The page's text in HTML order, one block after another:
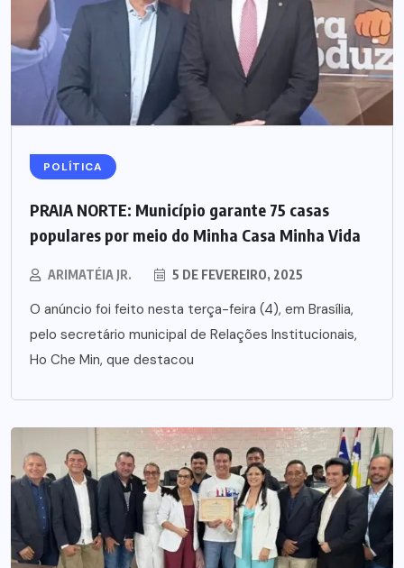
POLÍTICA
PRAIA NORTE: Município garante 75 casas
populares por meio do Minha Casa Minha Vida
ARIMATÉIA JR. 5 DE FEVEREIRO, 2025
O anúncio foi feito nesta terça-feira (4), em Brasília,
pelo secretário municipal de Relações Institucionais,
Ho Che Min, que destacou